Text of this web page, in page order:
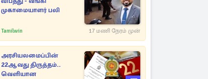
முகாமையாளர் பலி
Tamilwin 17 மணி நேரம் முன்
அரசியலமைப்பின்
22ஆவது திருத்தம்..
வெளியான